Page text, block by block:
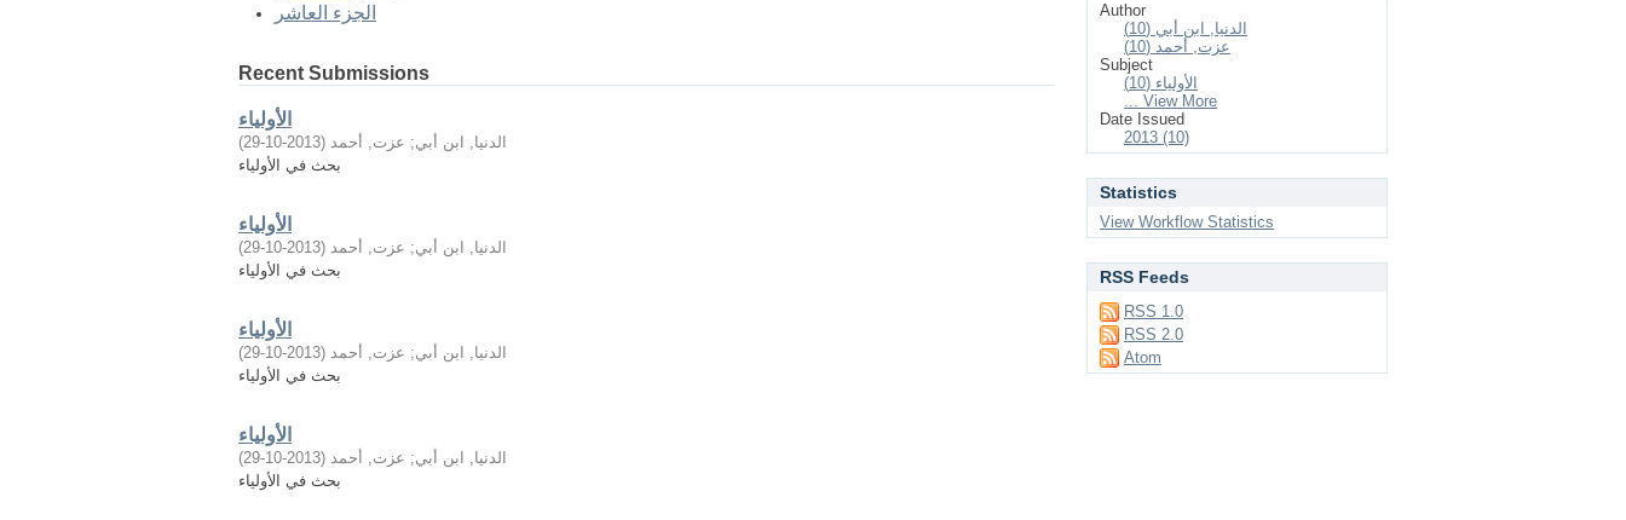
الجزء العاشر
Recent Submissions
الأولياء
الدنيا, ابن أبي; عزت, أحمد (
2013-10-29
)
بحث في الأولياء
الأولياء
الدنيا, ابن أبي; عزت, أحمد (
2013-10-29
)
بحث في الأولياء
الأولياء
الدنيا, ابن أبي; عزت, أحمد (
2013-10-29
)
بحث في الأولياء
الأولياء
الدنيا, ابن أبي; عزت, أحمد (
2013-10-29
)
بحث في الأولياء
Author
الدنيا, ابن أبي (10)
عزت, أحمد (10)
Subject
الأولياء (10)
... View More
Date Issued
2013 (10)
Statistics
View Workflow Statistics
RSS Feeds
RSS 1.0
RSS 2.0
Atom